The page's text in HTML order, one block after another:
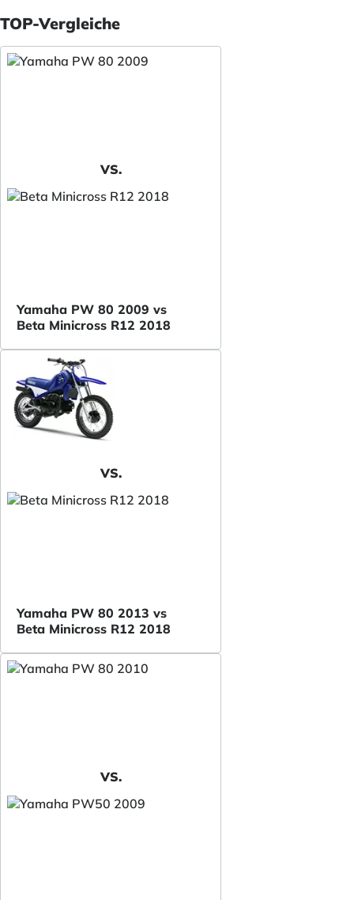
TOP-Vergleiche
VS.
Yamaha PW 80 2009 vs
Beta Minicross R12 2018
VS.
Yamaha PW 80 2013 vs
Beta Minicross R12 2018
VS.